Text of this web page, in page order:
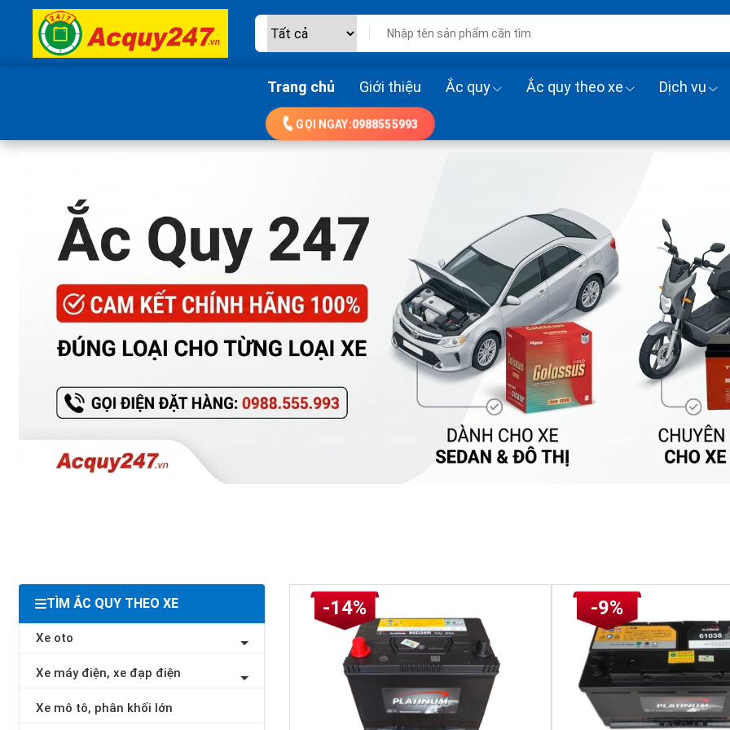
Trang chủ Giới thiệu Ắc quy Ắc quy theo xe Dịch vụ
GỌI NGAY:0988555993
TÌM ẮC QUY THEO XE
Xe oto
Xe máy điện, xe đạp điện
Xe mô tô, phân khối lớn
-14% -9%